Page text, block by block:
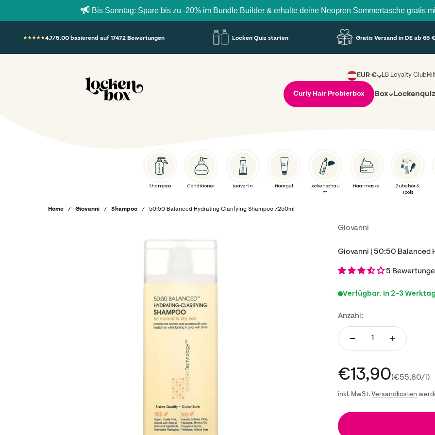
Bis Sonntag: Spare bis zu -20% im Bundle Builder & erhalte deine Neopren Sommertasche gratis mit dazu!
4.7/5.00 basierend auf 17472 Bewertungen Locken Quiz starten Gratis Versand in DE ab 65
Lockenbox.com
EUR € LB Loyalty Club
Curly Hair Probierbox Box Lockenquiz
Shampoo Conditioner Leave-in Haargel
Lockenschau
m
Haarmaske
Zubehör &
Tools
Home / Giovanni / Shampoo / 50:50 Balanced Hydrating Clarifying Shampoo /250ml
Giovanni
Giovanni | 50:50 Balanced
5
Verfügbar. In 2-3
Anzahl:
Angebot
€13,90(€55,60/l)
inkl. MwSt. Versandkosten